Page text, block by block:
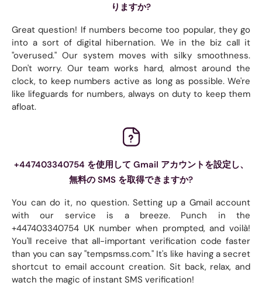
りますか?
Great question! If numbers become too popular, they go
into a sort of digital hibernation. We in the biz call it
"overused." Our system moves with silky smoothness.
Don't worry. Our team works hard, almost around the
clock, to keep numbers active as long as possible. We're
like lifeguards for numbers, always on duty to keep them
afloat.
+447403340754 を使用して Gmail アカウントを設定し、
無料の SMS を取得できますか?
You can do it, no question. Setting up a Gmail account
with our service is a breeze. Punch in the
+447403340754 UK number when prompted, and voilà!
You'll receive that all-important verification code faster
than you can say "tempsmss.com." It's like having a secret
shortcut to email account creation. Sit back, relax, and
watch the magic of instant SMS verification!